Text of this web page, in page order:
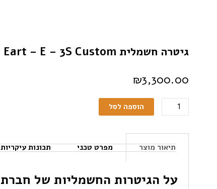
גיטרה חשמלית Eart – E – 3S Custom
₪3,300.00
הוספה לסל
תיאור מוצר מפרט טכני תכונות עיקריות
על הגיטרות החשמליות של חברת Eart